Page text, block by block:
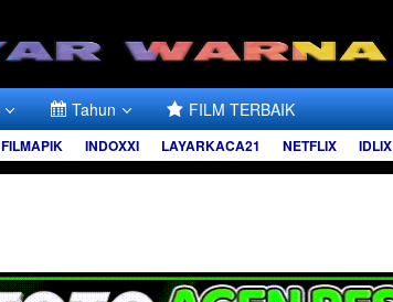
Tahun FILM TERBAIK
FILMAPIK INDOXXI LAYARKACA21 NETFLIX IDLIX